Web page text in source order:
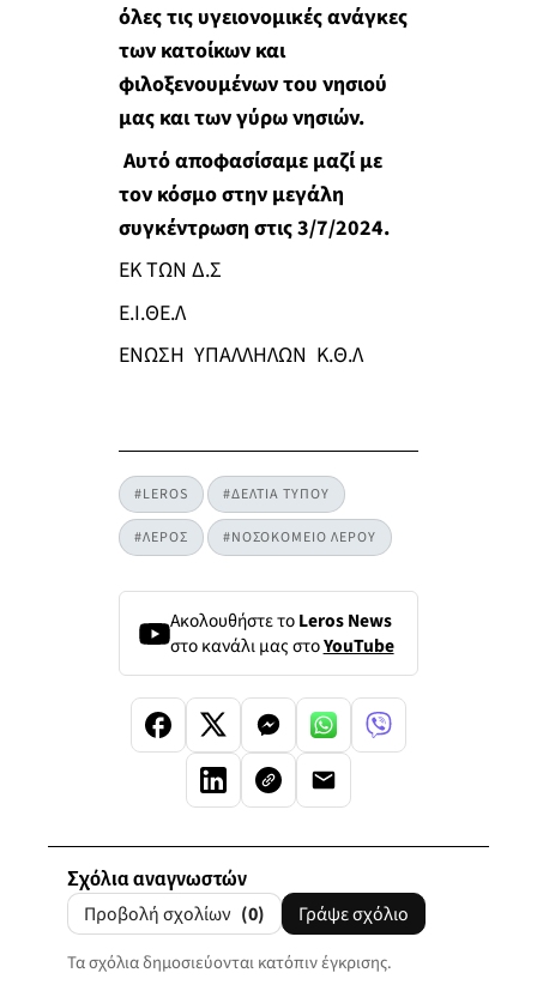
όλες τις υγειονομικές ανάγκες
των κατοίκων και
φιλοξενουμένων του νησιού
μας και των γύρω νησιών.
Αυτό αποφασίσαμε μαζί με
τον κόσμο στην μεγάλη
συγκέντρωση στις 3/7/2024.
ΕΚ ΤΩΝ Δ.Σ
Ε.Ι.ΘΕ.Λ
ΕΝΩΣΗ ΥΠΑΛΛΗΛΩΝ Κ.Θ.Λ
#LEROS #ΔΕΛΤΙΑ ΤΥΠΟΥ
#ΛΕΡΟΣ #ΝΟΣΟΚΟΜΕΙΟ ΛΕΡΟΥ
Ακολουθήστε τοLeros News
στο κανάλι μας στοYouTube
Σχόλια αναγνωστών
Προβολή σχολίων (0) Γράψε σχόλιο
Τα σχόλια δημοσιεύονται κατόπιν έγκρισης.